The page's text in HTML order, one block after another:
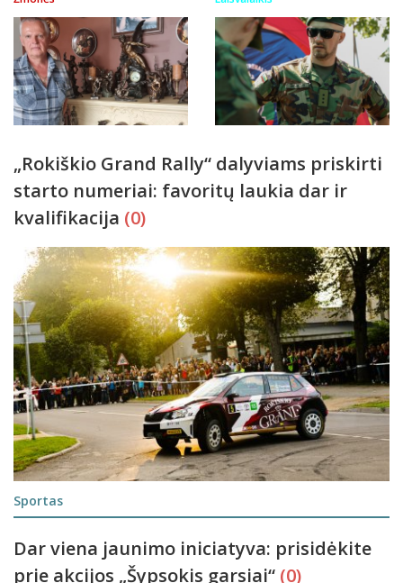
„Rokiškio Grand Rally“ dalyviams priskirti
starto numeriai: favoritų laukia dar ir
kvalifikacija (0)
Sportas
Dar viena jaunimo iniciatyva: prisidėkite
prie akcijos „Šypsokis garsiai“ (0)